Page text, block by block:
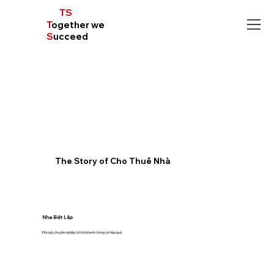
TS
Together we
Succeed
The Story of Cho Thuê Nhà
Nha Biệt Lập
Đội ngũ chuyên nghiệp, hỗ trợ nhanh chóng và hiệu quả.